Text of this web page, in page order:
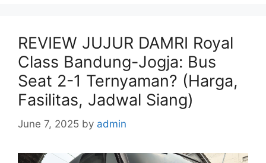
REVIEW JUJUR DAMRI Royal
Class Bandung-Jogja: Bus
Seat 2-1 Ternyaman? (Harga,
Fasilitas, Jadwal Siang)
June 7, 2025 by admin